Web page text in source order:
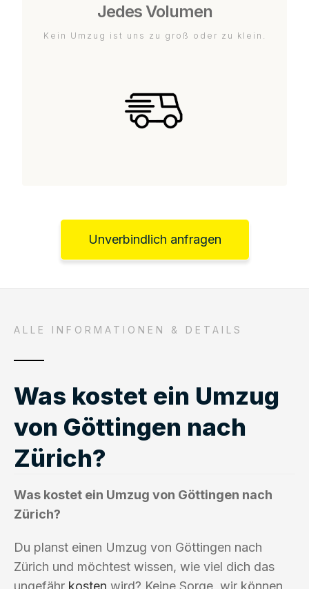
Jedes Volumen
Kein Umzug ist uns zu groß oder zu klein.
Unverbindlich anfragen
ALLE INFORMATIONEN & DETAILS
Was kostet ein Umzug
von Göttingen nach
Zürich?
Was kostet ein Umzug von Göttingen nach
Zürich?
Du planst einen Umzug von Göttingen nach
Zürich und möchtest wissen, wie viel dich das
ungefähr kosten wird? Keine Sorge, wir können